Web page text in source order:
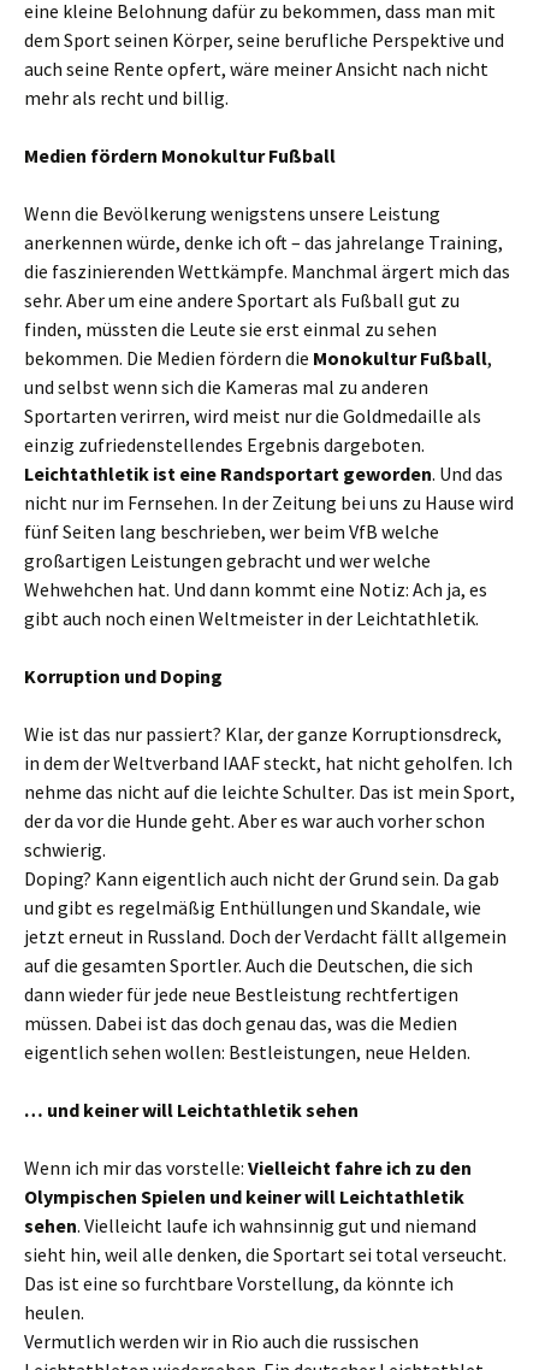
eine kleine Belohnung dafür zu bekommen, dass man mit
dem Sport seinen Körper, seine berufliche Perspektive und
auch seine Rente opfert, wäre meiner Ansicht nach nicht
mehr als recht und billig.
Medien fördern Monokultur Fußball
Wenn die Bevölkerung wenigstens unsere Leistung
anerkennen würde, denke ich oft – das jahrelange Training,
die faszinierenden Wettkämpfe. Manchmal ärgert mich das
sehr. Aber um eine andere Sportart als Fußball gut zu
finden, müssten die Leute sie erst einmal zu sehen
bekommen. Die Medien fördern die MonokulturFußball,
und selbst wenn sich die Kameras mal zu anderen
Sportarten verirren, wird meist nur die Goldmedaille als
einzig zufriedenstellendes Ergebnis dargeboten.
Leichtathletik ist eine Randsportart geworden. Und das
nicht nur im Fernsehen. In der Zeitung bei uns zu Hause wird
fünf Seiten lang beschrieben, wer beim VfB welche
großartigen Leistungen gebracht und wer welche
Wehwehchen hat. Und dann kommt eine Notiz: Ach ja, es
gibt auch noch einen Weltmeister in der Leichtathletik.
Korruption und Doping
Wie ist das nur passiert? Klar, der ganze Korruptionsdreck,
in dem der Weltverband IAAF steckt, hat nicht geholfen. Ich
nehme das nicht auf die leichte Schulter. Das ist mein Sport,
der da vor die Hunde geht. Aber es war auch vorher schon
schwierig.
Doping? Kann eigentlich auch nicht der Grund sein. Da gab
und gibt es regelmäßig Enthüllungen und Skandale, wie
jetzt erneut in Russland. Doch der Verdacht fällt allgemein
auf die gesamten Sportler. Auch die Deutschen, die sich
dann wieder für jede neue Bestleistung rechtfertigen
müssen. Dabei ist das doch genau das, was die Medien
eigentlich sehen wollen: Bestleistungen, neue Helden.
… und keiner will Leichtathletik sehen
Wenn ich mir das vorstelle: Vielleicht fahre ich zu den
Olympischen Spielen und keiner will Leichtathletik
sehen. Vielleicht laufe ich wahnsinnig gut und niemand
sieht hin, weil alle denken, die Sportart sei total verseucht.
Das ist eine so furchtbare Vorstellung, da könnte ich
heulen.
Vermutlich werden wir in Rio auch die russischen